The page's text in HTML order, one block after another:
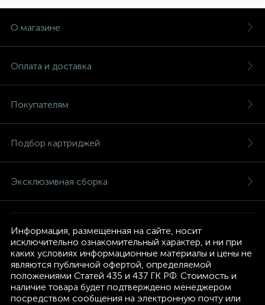
О магазине
Оплата и доставка
Покупателям
Подбор картриджей
Эксклюзивная сборка
Информация, размещенная на сайте, носит
исключительно ознакомительный характер, и ни при
каких условиях информационные материалы и цены не
являются публичной офертой, определяемой
положениями Статей 435 и 437 ГК РФ. Стоимость и
наличие товара будет подтверждено менеджером
посредством сообщения на электронную почту или